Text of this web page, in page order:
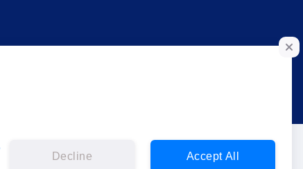
Decline Accept All